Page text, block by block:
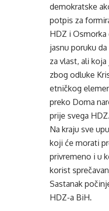
demokratske
potpis za
HDZ i Osmorka
jasnu poruku
za vlast, ali
zbog odluke
etničkog
preko Doma
prije svega HDZ.
Na kraju sve
koji će morati
privremeno i u
korist
Sastanak
HDZ-a BiH.